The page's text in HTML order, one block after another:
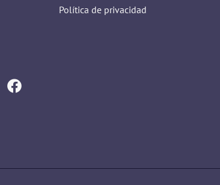
Política de privacidad